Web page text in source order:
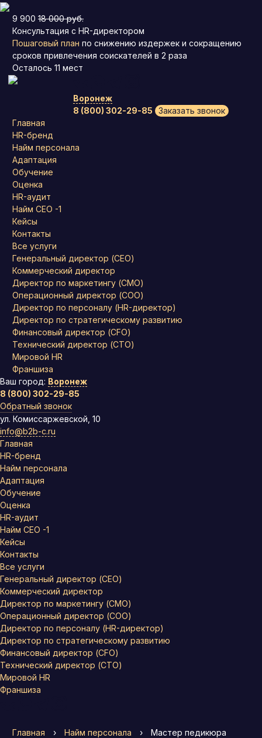
9 900 18 000 руб.
Консультация с HR-директором
Пошаговый план по снижению издержек и сокращению
сроков привлечения соискателей в 2 раза
Осталось 11 мест
Воронеж
8 (800) 302-29-85
Заказать звонок
Главная
HR-бренд
Найм персонала
Адаптация
Обучение
Оценка
HR-аудит
Найм СЕО -1
Кейсы
Контакты
Все услуги
Генеральный директор (CEO)
Коммерческий директор
Директор по маркетингу (CMO)
Операционный директор (COO)
Директор по персоналу (HR-директор)
Директор по стратегическому развитию
Финансовый директор (CFO)
Технический директор (CTO)
Мировой HR
Франшиза
Ваш город: Воронеж
8 (800) 302-29-85
Обратный звонок
ул. Комиссаржевской, 10
info@b2b-c.ru
Главная
HR-бренд
Найм персонала
Адаптация
Обучение
Оценка
HR-аудит
Найм СЕО -1
Кейсы
Контакты
Все услуги
Генеральный директор (CEO)
Коммерческий директор
Директор по маркетингу (CMO)
Операционный директор (COO)
Директор по персоналу (HR-директор)
Директор по стратегическому развитию
Финансовый директор (CFO)
Технический директор (CTO)
Мировой HR
Франшиза
Главная › Найм персонала › Мастер педикюра